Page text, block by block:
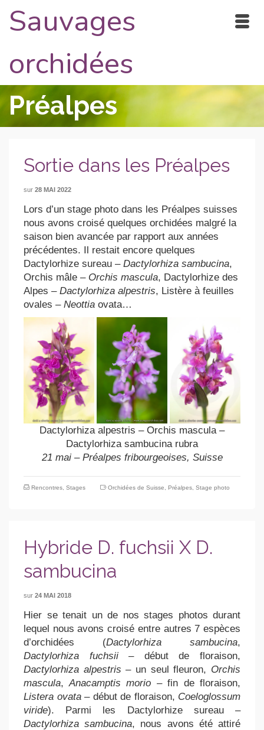
Sauvages
orchidées
Préalpes
Sortie dans les Préalpes
sur 28 MAI 2022
Lors d’un stage photo dans les Préalpes suisses
nous avons croisé quelques orchidées malgré la
saison bien avancée par rapport aux années
précédentes. Il restait encore quelques
Dactylorhize sureau – Dactylorhiza sambucina,
Orchis mâle – Orchis mascula, Dactylorhize des
Alpes – Dactylorhiza alpestris, Listère à feuilles
ovales – Neottia ovata…
Dactylorhiza alpestris – Orchis mascula –
Dactylorhiza sambucina rubra
21 mai – Préalpes fribourgeoises, Suisse
Rencontres Stages Orchidées de Suisse Préalpes Stage photo
Hybride D. fuchsii X D.
sambucina
sur 24 MAI 2018
Hier se tenait un de nos stages photos durant
lequel nous avons croisé entre autres 7 espèces
d’orchidées (Dactylorhiza sambucina,
Dactylorhiza fuchsii– début de floraison,
Dactylorhiza alpestris – un seul fleuron, Orchis
mascula, Anacamptis morio – fin de floraison,
Listera ovata– début de floraison, Coeloglossum
viride). Parmi les Dactylorhize sureau –
Dactylorhizasambucina, nous avons été attiré